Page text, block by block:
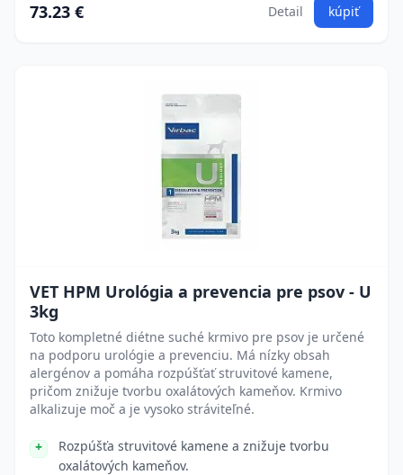
73.23 € Detail kúpiť
VET HPM Urológia a prevencia pre psov - U
3kg
Toto kompletné diétne suché krmivo pre psov je určené
na podporu urológie a prevenciu. Má nízky obsah
alergénov a pomáha rozpúšťať struvitové kamene,
pričom znižuje tvorbu oxalátových kameňov. Krmivo
alkalizuje moč a je vysoko stráviteľné.
Rozpúšťa struvitové kamene a znižuje tvorbu
oxalátových kameňov.